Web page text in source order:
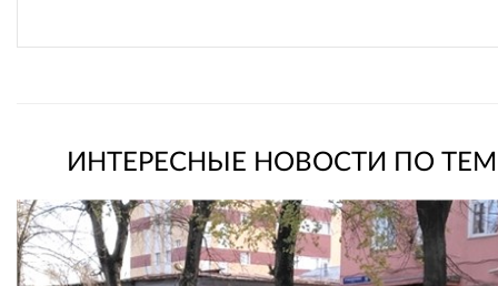
ИНТЕРЕСНЫЕ НОВОСТИ ПО